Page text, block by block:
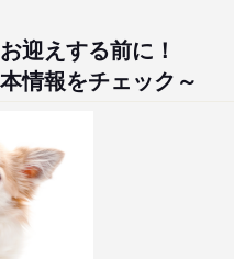
迎えする前に！
情報をチェック～